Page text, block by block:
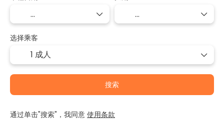
选择乘客
1 成人
搜索
通过单击"搜索"，我同意 使用条款